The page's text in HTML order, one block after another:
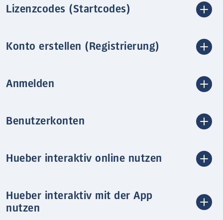
Lizenzcodes (Startcodes)
Konto erstellen (Registrierung)
Anmelden
Benutzerkonten
Hueber interaktiv online nutzen
Hueber interaktiv mit der App
nutzen